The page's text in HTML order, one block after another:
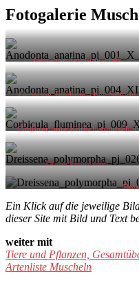
Fotogalerie
Gemeine Teichmuschel
Gemeine Teichmuschel, Siphon
Grobgerippte Körbchenmuschel
Dreiecksmuschel
Ein Klick auf die jeweilige
dieser Site mit Bild und Text
weiter mit
Tiere und Pflanzen,
Artenliste Muscheln